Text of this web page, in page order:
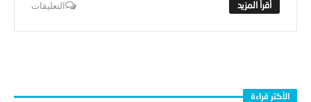
التعليقات
الأكثر قراءة